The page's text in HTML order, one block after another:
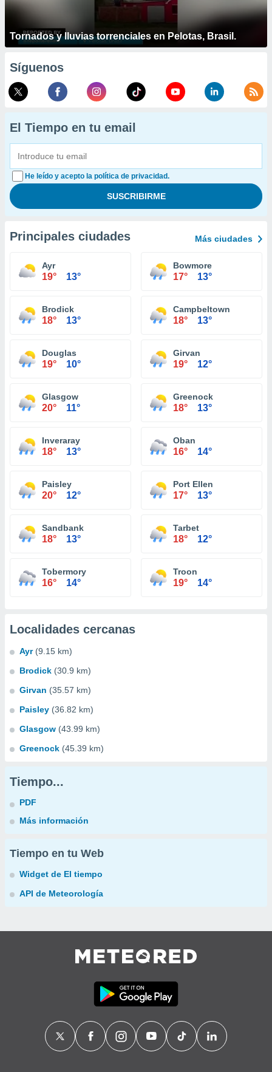
Tornados y lluvias torrenciales en Pelotas, Brasil.
Síguenos
El Tiempo en tu email
He leído y acepto la política de privacidad.
Principales ciudades Más ciudades
Ayr
19° 13°
Bowmore
17° 13°
Brodick
18° 13°
Campbeltown
18° 13°
Douglas
19° 10°
Girvan
19° 12°
Glasgow
20° 11°
Greenock
18° 13°
Inveraray
18° 13°
Oban
16° 14°
Paisley
20° 12°
Port Ellen
17° 13°
Sandbank
18° 13°
Tarbet
18° 12°
Tobermory
16° 14°
Troon
19° 14°
Localidades cercanas
Ayr (9.15 km)
Brodick (30.9 km)
Girvan (35.57 km)
Paisley (36.82 km)
Glasgow (43.99 km)
Greenock (45.39 km)
Tiempo...
PDF
Más información
Tiempo en tu Web
Widget de El tiempo
API de Meteorología